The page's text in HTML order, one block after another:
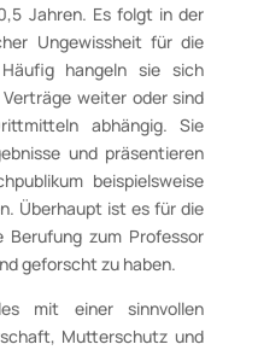
Jahren. Es folgt in der
Ungewissheit für die
Häufig hangeln sie sich
weiter oder sind
abhängig. Sie
und präsentieren
beispielsweise
Überhaupt ist es für die
zum Professor
geforscht zu haben.
mit einer sinnvollen
Mutterschutz und